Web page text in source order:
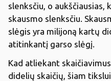
slenksčiu, o aukščiausias,
skausmo slenksčiu.
slėgis yra milijoną kartų
atitinkantį garso slėgį.
Kad atliekant
didelių skaičių, šiam